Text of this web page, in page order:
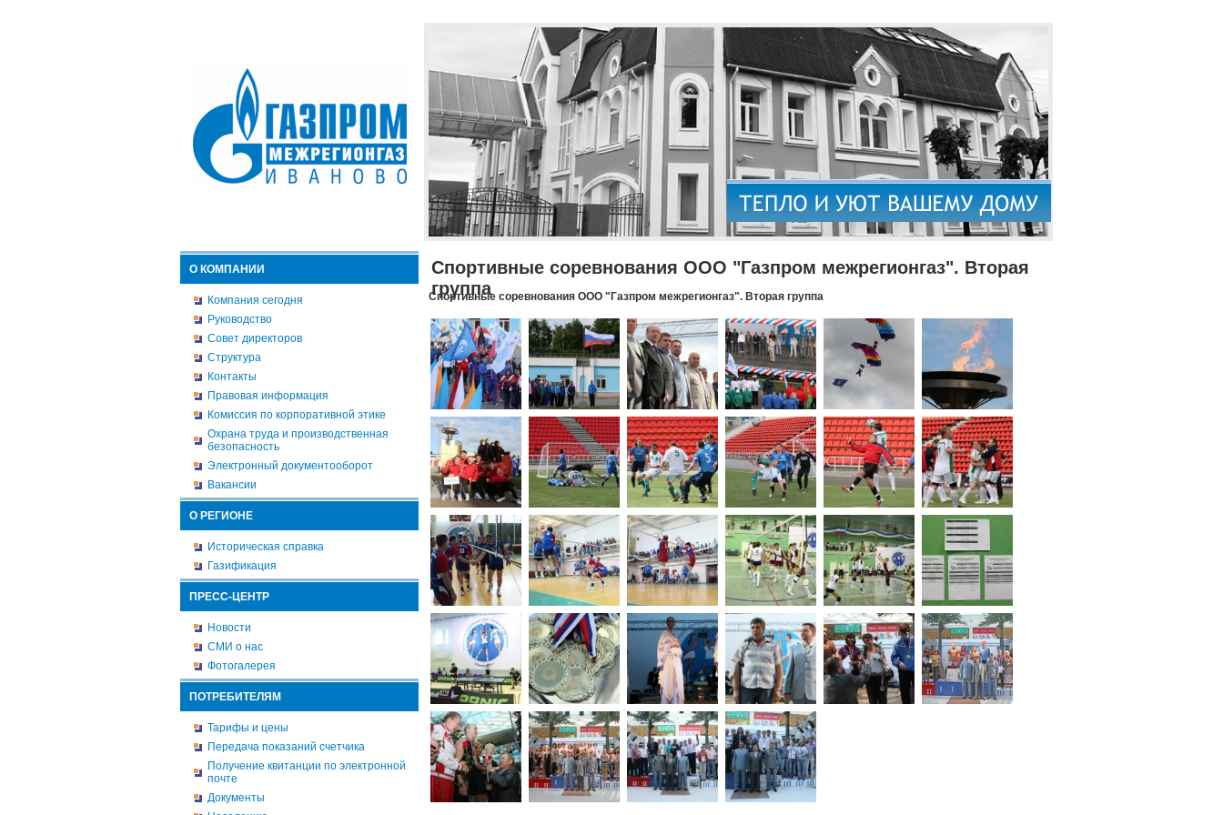
О КОМПАНИИ
Компания сегодня
Руководство
Совет директоров
Структура
Контакты
Правовая информация
Комиссия по корпоративной этике
Охрана труда и производственная
безопасность
Электронный документооборот
Вакансии
О РЕГИОНЕ
Историческая справка
Газификация
ПРЕСС-ЦЕНТР
Новости
СМИ о нас
Фотогалерея
ПОТРЕБИТЕЛЯМ
Тарифы и цены
Передача показаний счетчика
Получение квитанции по электронной
почте
Документы
Спортивные соревнования ООО "Газпром межрегионгаз". Вторая
группа
Спортивные соревнования ООО "Газпром межрегионгаз". Вторая группа